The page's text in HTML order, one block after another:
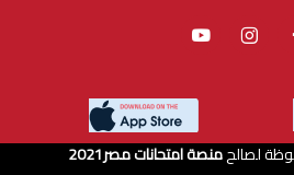
لصالحمنصة امتحانات مصر2021